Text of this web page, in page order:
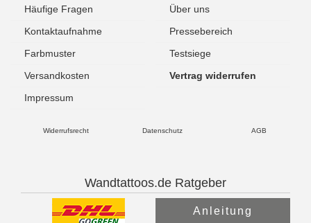
Häufige Fragen
Über uns
Kontaktaufnahme
Pressebereich
Farbmuster
Testsiege
Versandkosten
Vertrag widerrufen
Impressum
Widerrufsrecht Datenschutz AGB
Wandtattoos.de Ratgeber
Anleitung